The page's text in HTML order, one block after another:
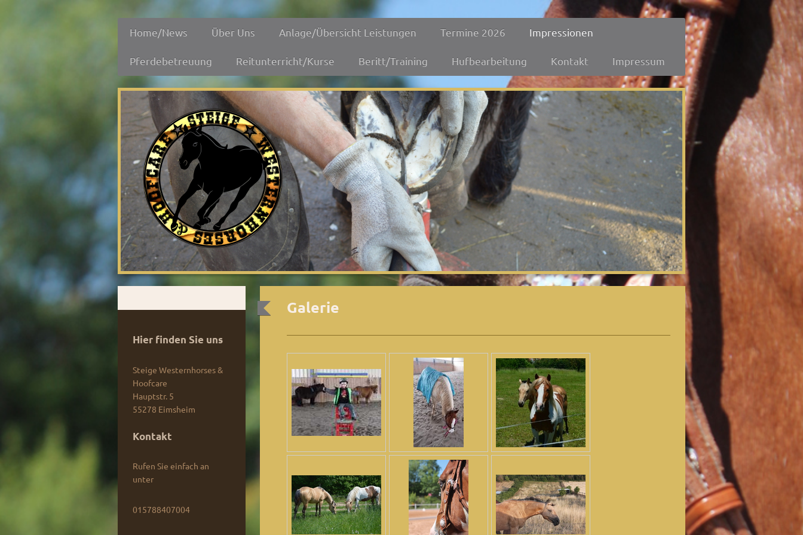
Home/News Über Uns Anlage/Übersicht Leistungen Termine 2026 Impressionen
Pferdebetreuung Reitunterricht/Kurse Beritt/Training Hufbearbeitung Kontakt Impressum
Galerie
Hier finden Sie uns
Steige Westernhorses &
Hoofcare
Hauptstr. 5
55278 Eimsheim
Kontakt
Rufen Sie einfach an
unter
015788407004